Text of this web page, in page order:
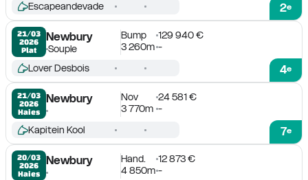
2e
Escapeandevade
21/03
2026
Plat
Newbury
Souple
Bump
129 940 €
3 260m -
4e
Lover Desbois
21/03
2026
Haies
Newbury Nov
24 581 €
3 770m -
7e
Kapitein Kool
20/03
2026
Haies
Newbury Hand.
12 873 €
4 850m -